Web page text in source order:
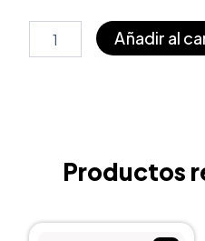
SmartCards
Añadir al
Productos